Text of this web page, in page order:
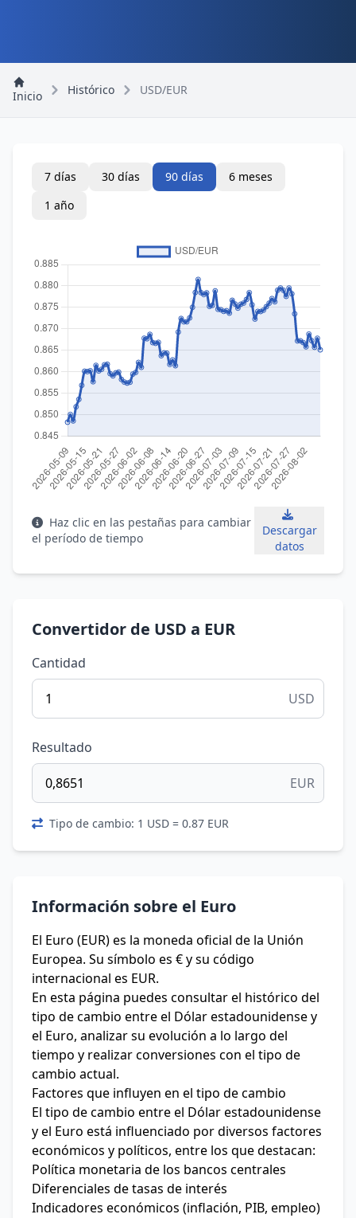
Inicio Histórico USD/EUR
7 días 30 días 90 días
6 meses
1 año
Haz clic en las pestañas para cambiar
el período de tiempo
Descargar
datos
Convertidor de USD a EUR
Cantidad
USD
Resultado
EUR
Tipo de cambio: 1 USD = 0.87 EUR
Información sobre el Euro
El Euro (EUR) es la moneda oficial de la Unión
Europea. Su símbolo es € y su código
internacional es EUR.
En esta página puedes consultar el histórico del
tipo de cambio entre el Dólar estadounidense y
el Euro, analizar su evolución a lo largo del
tiempo y realizar conversiones con el tipo de
cambio actual.
Factores que influyen en el tipo de cambio
El tipo de cambio entre el Dólar estadounidense
y el Euro está influenciado por diversos factores
económicos y políticos, entre los que destacan:
Política monetaria de los bancos centrales
Diferenciales de tasas de interés
Indicadores económicos (inflación, PIB, empleo)